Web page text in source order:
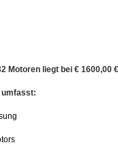
Motoren liegt bei € 1600,00 €
umfasst: